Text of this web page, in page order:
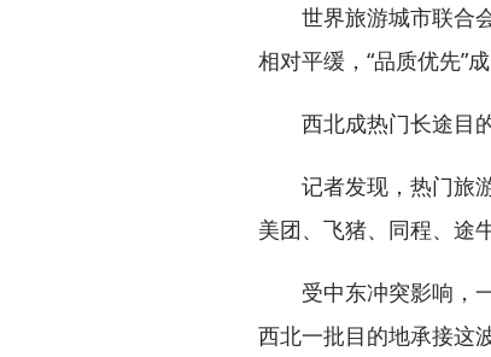
世界旅游城市联合会
相对平缓，“品质优先”
西北成热门长途目
记者发现，热门旅游
美团、飞猪、同程、途
受中东冲突影响，一
西北一批目的地承接这